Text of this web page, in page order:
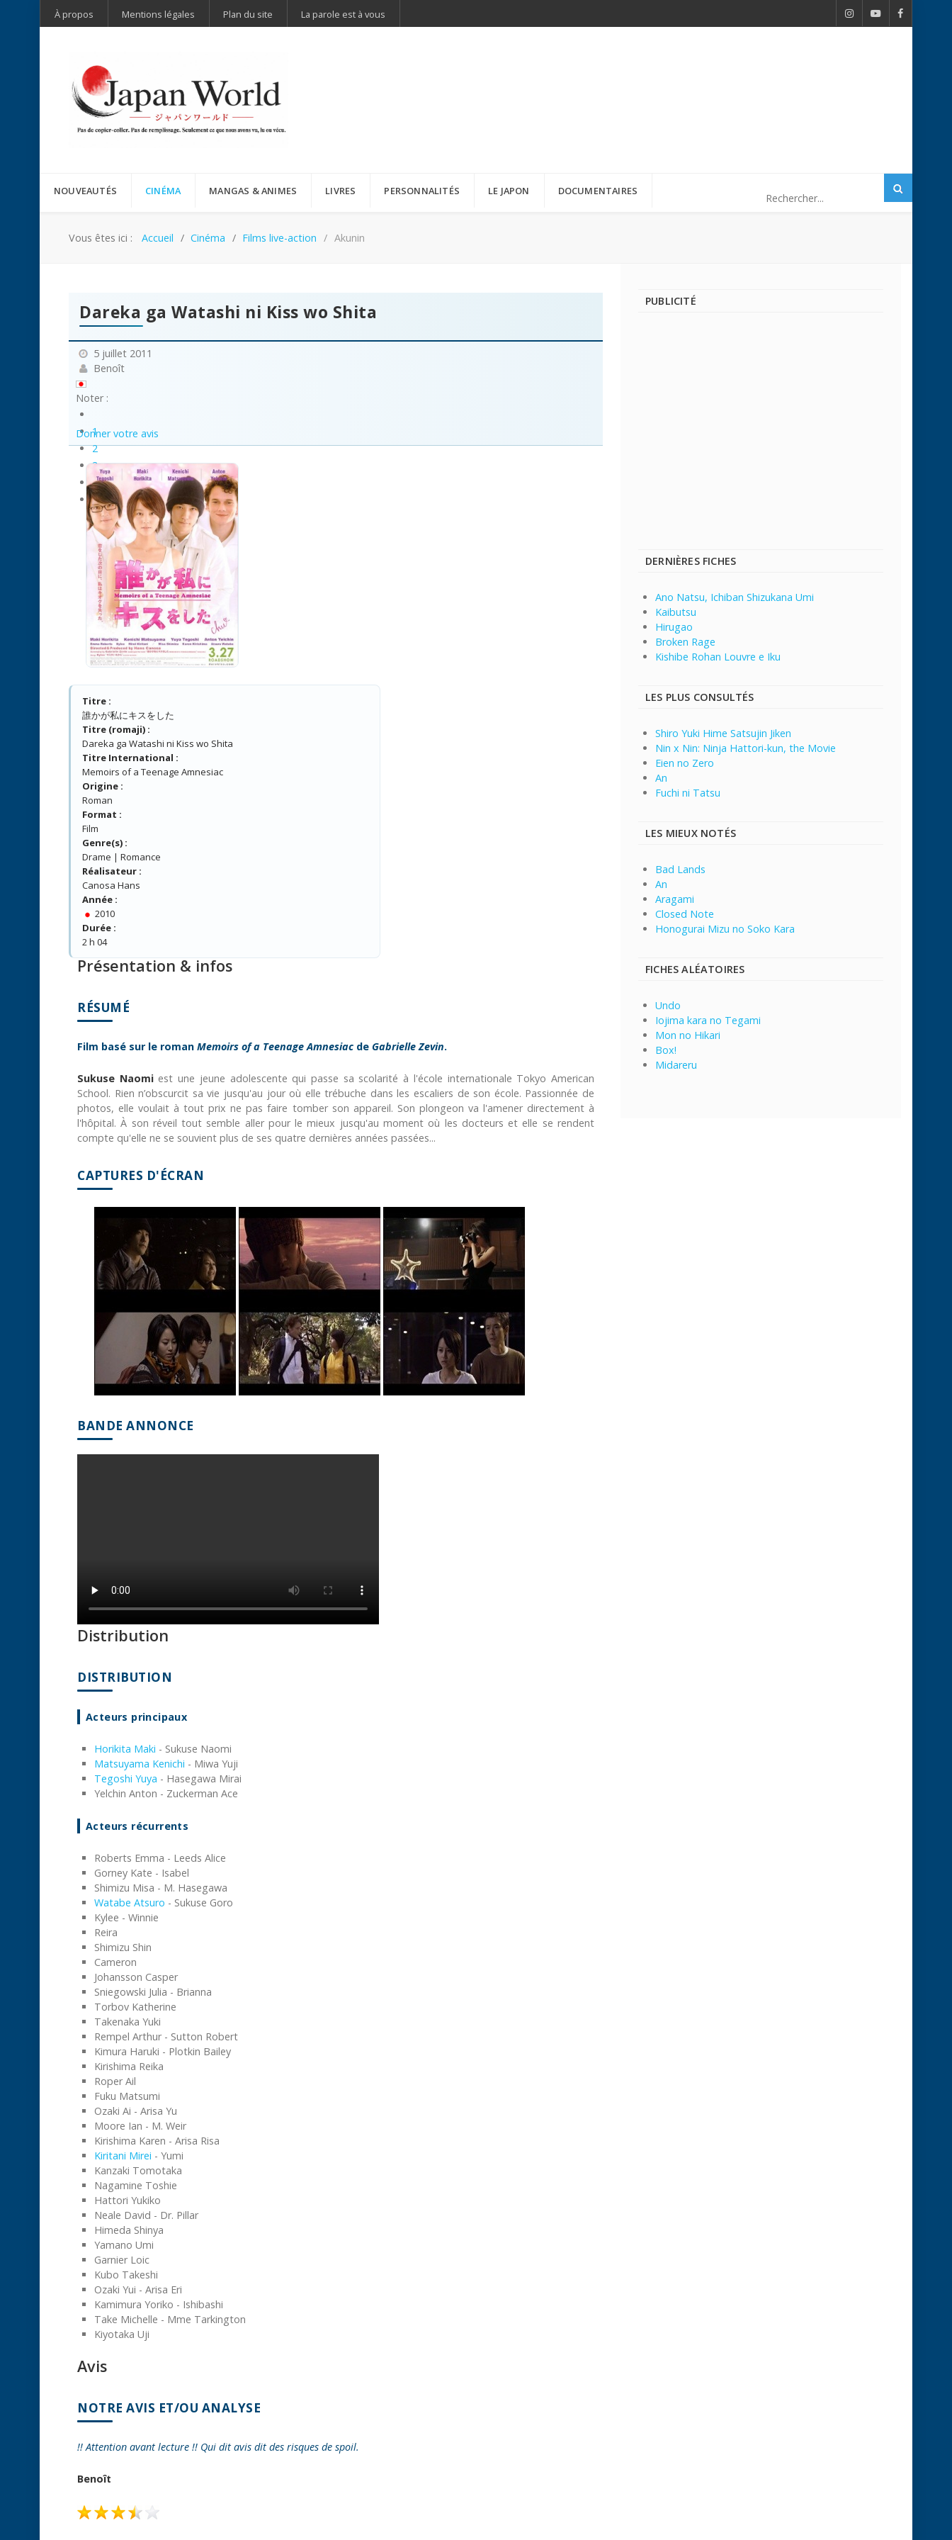
À propos Mentions légales Plan du site La parole est à vous
NOUVEAUTÉS CINÉMA MANGAS & ANIMES LIVRES PERSONNALITÉS LE JAPON DOCUMENTAIRES
Vous êtes ici : Accueil Cinéma Films live-action Akunin
Dareka ga Watashi ni Kiss wo Shita
5 juillet 2011
Benoît
Noter :
1
2
3
4
5
Donner votre avis
Titre :
誰かが私にキスをした
Titre (romaji) :
Dareka ga Watashi ni Kiss wo Shita
Titre International :
Memoirs of a Teenage Amnesiac
Origine :
Roman
Format :
Film
Genre(s) :
Drame | Romance
Réalisateur :
Canosa Hans
Année :
2010
Durée :
2 h 04
Présentation & infos
RÉSUMÉ
Film basé sur le roman Memoirs of a Teenage Amnesiac de Gabrielle Zevin.
Sukuse Naomiest une jeune adolescente qui passe sa scolarité à l'école internationale Tokyo American
School. Rien n’obscurcit sa vie jusqu'au jour où elle trébuche dans les escaliers de son école. Passionnée de
photos, elle voulait à tout prix ne pas faire tomber son appareil. Son plongeon va l'amener directement à
l'hôpital. À son réveil tout semble aller pour le mieux jusqu'au moment où les docteurs et elle se rendent
compte qu'elle ne se souvient plus de ses quatre dernières années passées...
CAPTURES D'ÉCRAN
BANDE ANNONCE
Distribution
DISTRIBUTION
Acteurs principaux
Horikita Maki - Sukuse Naomi
Matsuyama Kenichi - Miwa Yuji
Tegoshi Yuya - Hasegawa Mirai
Yelchin Anton - Zuckerman Ace
Acteurs récurrents
Roberts Emma - Leeds Alice
Gorney Kate - Isabel
Shimizu Misa - M. Hasegawa
Watabe Atsuro - Sukuse Goro
Kylee - Winnie
Reira
Shimizu Shin
Cameron
Johansson Casper
Sniegowski Julia - Brianna
Torbov Katherine
Takenaka Yuki
Rempel Arthur - Sutton Robert
Kimura Haruki - Plotkin Bailey
Kirishima Reika
Roper Ail
Fuku Matsumi
Ozaki Ai - Arisa Yu
Moore Ian - M. Weir
Kirishima Karen - Arisa Risa
Kiritani Mirei - Yumi
Kanzaki Tomotaka
Nagamine Toshie
Hattori Yukiko
Neale David - Dr. Pillar
Himeda Shinya
Yamano Umi
Garnier Loic
Kubo Takeshi
Ozaki Yui - Arisa Eri
Kamimura Yoriko - Ishibashi
Take Michelle - Mme Tarkington
Kiyotaka Uji
Avis
NOTRE AVIS ET/OU ANALYSE
!! Attention avant lecture !! Qui dit avis dit des risques de spoil.
Benoît
PUBLICITÉ
DERNIÈRES FICHES
Ano Natsu, Ichiban Shizukana Umi
Kaibutsu
Hirugao
Broken Rage
Kishibe Rohan Louvre e Iku
LES PLUS CONSULTÉS
Shiro Yuki Hime Satsujin Jiken
Nin x Nin: Ninja Hattori-kun, the Movie
Eien no Zero
An
Fuchi ni Tatsu
LES MIEUX NOTÉS
Bad Lands
An
Aragami
Closed Note
Honogurai Mizu no Soko Kara
FICHES ALÉATOIRES
Undo
Iojima kara no Tegami
Mon no Hikari
Box!
Midareru